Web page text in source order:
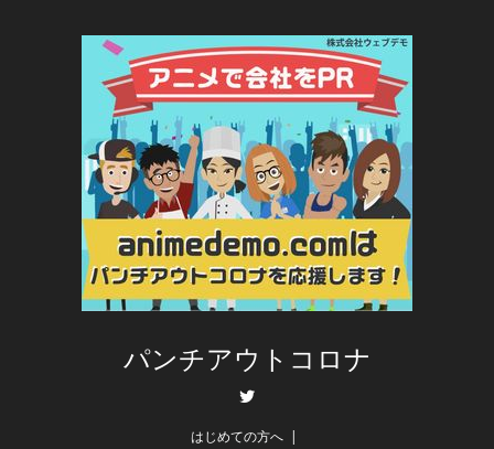
パンチアウトコロナ
はじめての方へ